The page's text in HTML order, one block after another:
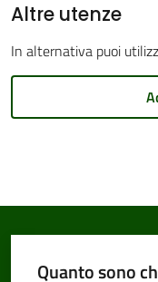
Tutti
Altre utenze
In alternativa puoi
Quanto sono